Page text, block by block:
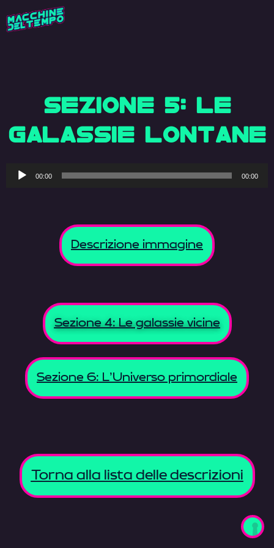
SEZIONE 5: LE
GALASSIE LONTANE
Audio
00:00 00:00
Descrizione immagine
Sezione 4: Le galassie vicine
Sezione 6: L'Universo primordiale
Torna alla lista delle descrizioni